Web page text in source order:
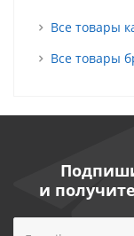
Все товары
Все товары
и